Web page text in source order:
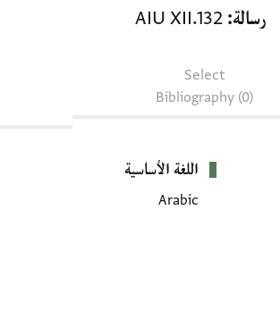
رسالة AIU XII.132
Select
Bibliography (0)
اللغة الأساسية
Arabic